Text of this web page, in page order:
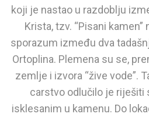
koji je nastao u razdoblju
Krista, tzv. “Pisani
sporazum između dva
Ortoplina. Plemena su se,
zemlje i izvora “žive vode”.
carstvo odlučilo je riješiti
isklesanim u kamenu. Do